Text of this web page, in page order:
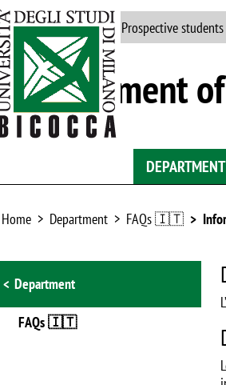
Main site People Prospective students
Department
DEPARTMENT
Home Department FAQs 🇮🇹
Browse the
Department
FAQs 🇮🇹